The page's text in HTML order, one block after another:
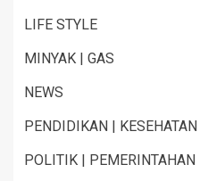
LIFE STYLE
MINYAK | GAS
NEWS
PENDIDIKAN | KESEHATAN
POLITIK | PEMERINTAHAN